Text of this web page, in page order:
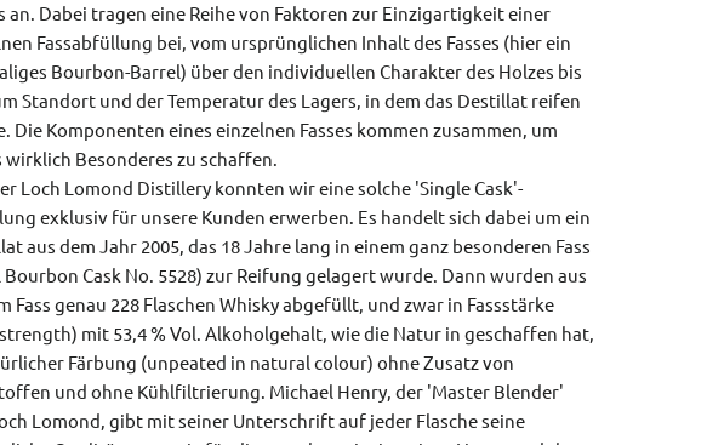
an. Dabei tragen eine Reihe von Faktoren zur Einzigartigkeit einer
Fassabfüllung bei, vom ursprünglichen Inhalt des Fasses (hier ein
Bourbon-Barrel) über den individuellen Charakter des Holzes bis
Standort und der Temperatur des Lagers, in dem das Destillat reifen
Die Komponenten eines einzelnen Fasses kommen zusammen, um
wirklich Besonderes zu schaffen.
Loch Lomond Distillery konnten wir eine solche 'Single Cask'-
exklusiv für unsere Kunden erwerben. Es handelt sich dabei um ein
aus dem Jahr 2005, das 18 Jahre lang in einem ganz besonderen Fass
Bourbon Cask No. 5528) zur Reifung gelagert wurde. Dann wurden aus
Fass genau 228 Flaschen Whisky abgefüllt, und zwar in Fassstärke
mit 53,4 % Vol. Alkoholgehalt, wie die Natur in geschaffen hat,
Färbung (unpeated in natural colour) ohne Zusatz von
und ohne Kühlfiltrierung. Michael Henry, der 'Master Blender'
Lomond, gibt mit seiner Unterschrift auf jeder Flasche seine